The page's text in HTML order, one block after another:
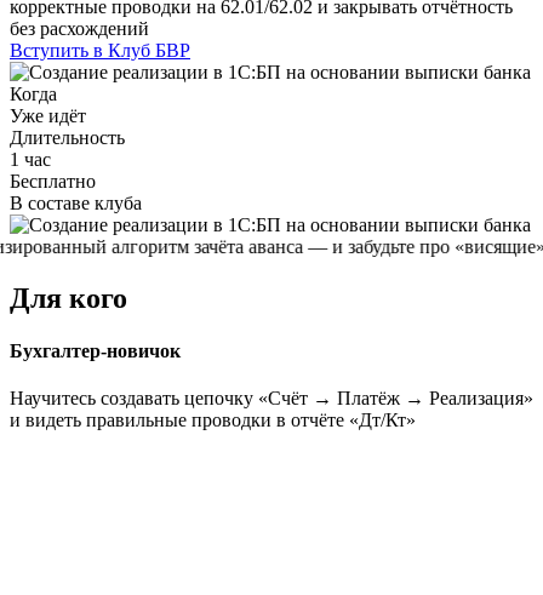
корректные проводки на 62.01/62.02 и закрывать отчётность
без расхождений
Вступить в Клуб БВР
Когда
Уже идёт
Длительность
1 час
Бесплатно
В составе клуба
алгоритм зачёта аванса — и забудьте про «висящие»
Для кого
Бухгалтер-новичок
Научитесь создавать цепочку «Счёт → Платёж → Реализация»
и видеть правильные проводки в отчёте «Дт/Кт»